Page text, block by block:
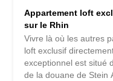
Appartement loft
sur le Rhin
Vivre là où les autres
loft exclusif
exceptionnel est situé
de la douane de Stein